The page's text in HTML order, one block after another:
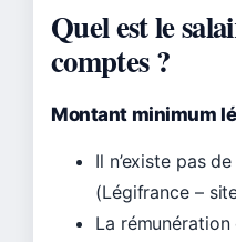
Quel est le
comptes ?
Montant minimum
Il n’existe pas
(Légifrance –
La